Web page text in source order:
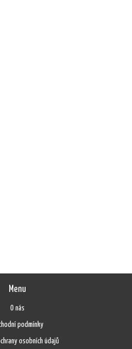
Menu
O nás
podmínky
osobních údajů